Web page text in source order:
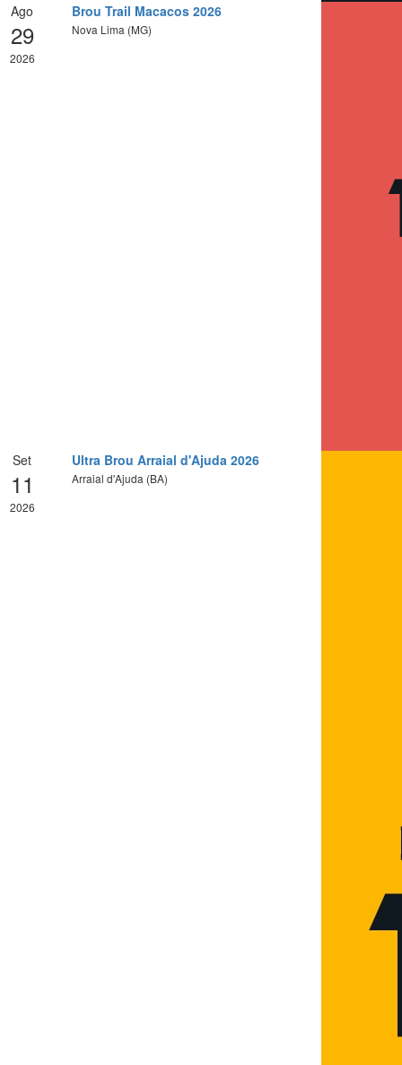
Ago
29
2026
Brou Trail Macacos 2026
Nova Lima (MG)
Set
11
2026
Ultra Brou Arraial d'Ajuda 2026
Arraial d'Ajuda (BA)